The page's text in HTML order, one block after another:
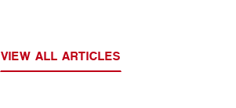
VIEW ALL ARTICLES